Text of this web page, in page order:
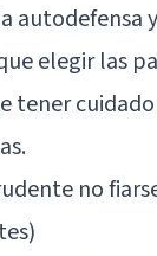
autodefensa
elegir las
tener
no